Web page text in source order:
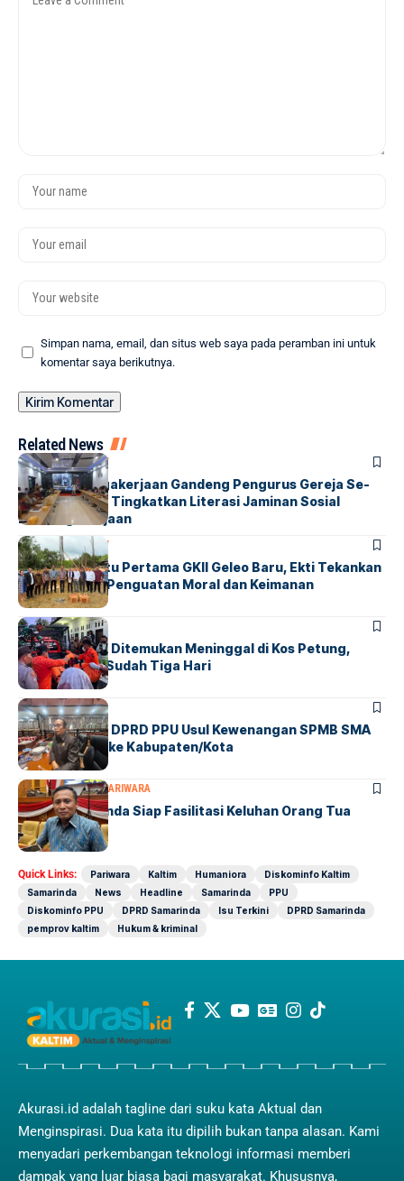
Simpan nama, email, dan situs web saya pada peramban ini untuk
komentar saya berikutnya.
Related News
BONTANGSOCIETY
BPJS Ketenagakerjaan Gandeng Pengurus Gereja Se-
Kota Bontang Tingkatkan Literasi Jaminan Sosial
Ketenagakerjaan
PARIWARASOCIETY
Peletakan Batu Pertama GKII Geleo Baru, Ekti Tekankan
Gereja Pusat Penguatan Moral dan Keimanan
PERISTIWAPPU
Penjual Sayur Ditemukan Meninggal di Kos Petung,
Diperkirakan Sudah Tiga Hari
KALTIMPPU
Ketua Komisi I DPRD PPU Usul Kewenangan SPMB SMA
Dikembalikan ke Kabupaten/Kota
DPRD SAMARINDAPARIWARA
DPRD Samarinda Siap Fasilitasi Keluhan Orang Tua
Terkait SPMB
Quick Links: Pariwara Kaltim Humaniora
Diskominfo Kaltim
Samarinda
News Headline Samarinda
PPU
Diskominfo PPU
DPRD Samarinda Isu Terkini
DPRD Samarinda
pemprov kaltim
Hukum & kriminal
Akurasi.id adalah tagline dari suku kata Aktual dan
Menginspirasi. Dua kata itu dipilih bukan tanpa alasan. Kami
menyadari perkembangan teknologi informasi memberi
dampak yang luar biasa bagi masyarakat. Khususnya,